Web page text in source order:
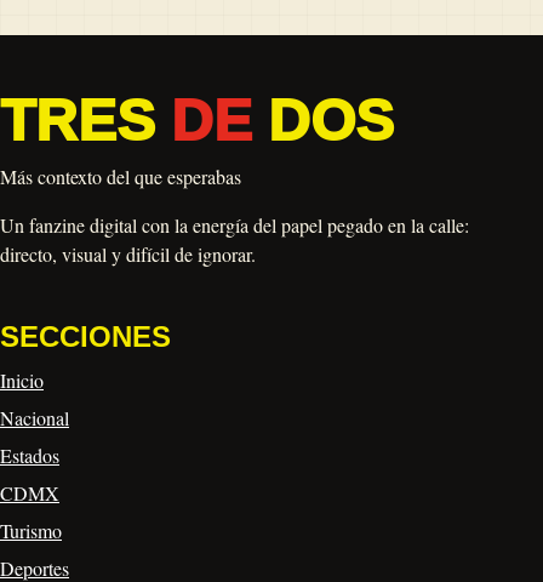
TRES DEDOS
Más contexto del que esperabas
Un fanzine digital con la energía del papel pegado en la calle:
directo, visual y difícil de ignorar.
SECCIONES
Inicio
Nacional
Estados
CDMX
Turismo
Deportes